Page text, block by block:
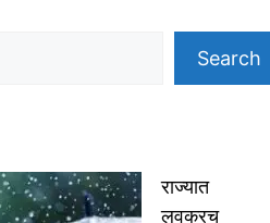
Search
राज्यात
लवकरच